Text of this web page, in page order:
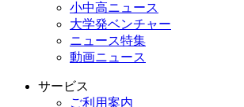
小中高ニュース
大学発ベンチャー
ニュース特集
動画ニュース
サービス
ご利用案内